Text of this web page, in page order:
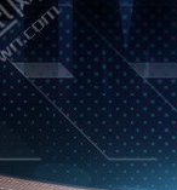
妖精